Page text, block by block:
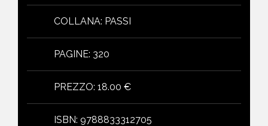
COLLANA: PASSI
PAGINE: 320
PREZZO: 18.00 €
ISBN: 9788833312705